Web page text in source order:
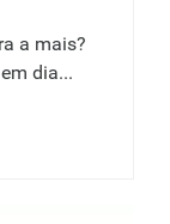
a mais?
dia...